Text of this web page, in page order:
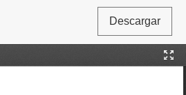
Descargar